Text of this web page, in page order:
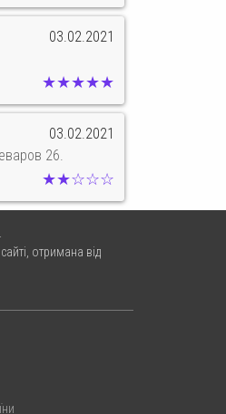
03.02.2021
★★★★★
03.02.2021
26.
★★☆☆☆
отримана від